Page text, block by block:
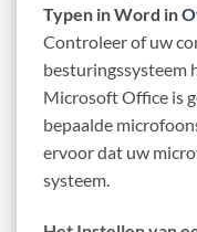
Typen in Word in
Controleer of uw
besturingssysteem
Microsoft Office is
bepaalde
ervoor dat uw
systeem.